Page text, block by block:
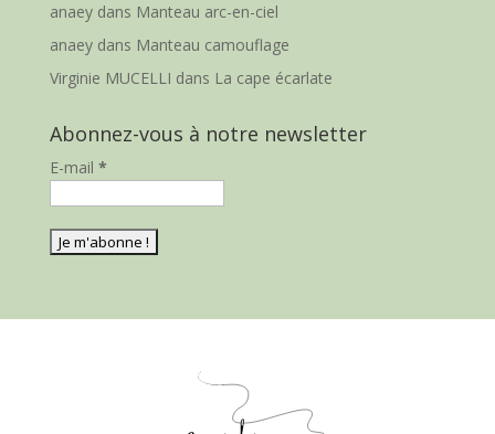
anaeydans Manteau arc-en-ciel
anaeydans Manteau camouflage
Virginie MUCELLI dans La cape écarlate
Abonnez-vous à notre newsletter
E-mail *